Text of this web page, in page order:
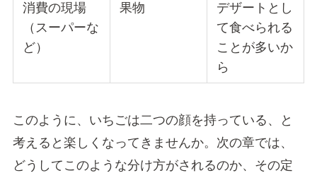
消費の現場
（スーパーな
ど）
果物
デザートとし
て食べられる
ことが多いか
ら
このように、いちごは二つの顔を持っている、と
考えると楽しくなってきませんか。次の章では、
どうしてこのような分け方がされるのか、その定